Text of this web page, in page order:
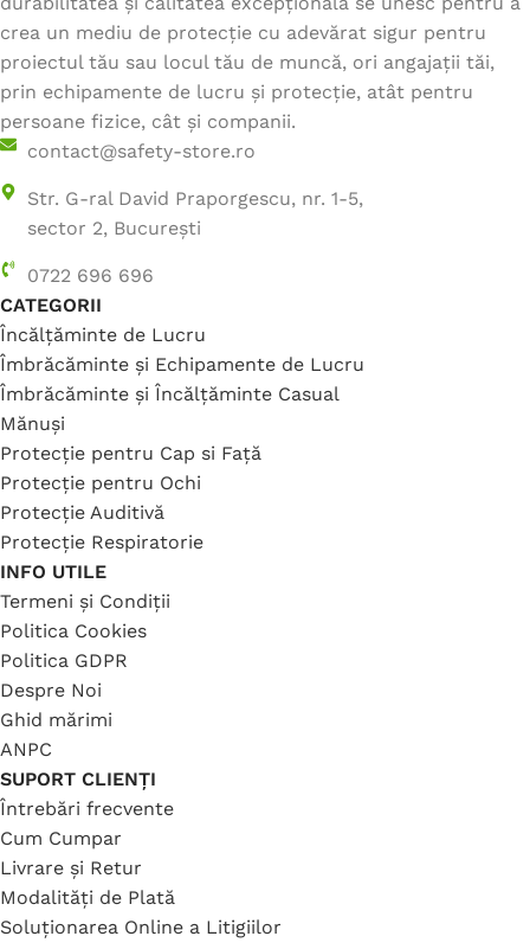
fiecare. Alegerea este a ta, ce mai astepti?
Descopera toate
echipamente de lucru sau sisteme
crea un mediu de protecție cu adevărat sigur pentru
proiectul tău sau locul tău de muncă, ori angajații tăi,
prin echipamente de lucru și protecție, atât pentru
persoane fizice, cât și companii.
contact@safety-store.ro
Str. G-ral David Praporgescu, nr. 1-5,
sector 2, București
0722 696 696
CATEGORII
Încălțăminte de Lucru
Îmbrăcăminte și Echipamente de Lucru
Îmbrăcăminte și Încălțăminte Casual
Mănuși
Protecție pentru Cap si Față
Protecție pentru Ochi
Protecție Auditivă
Protecție Respiratorie
INFO UTILE
Termeni și Condiții
Politica Cookies
Politica GDPR
Despre Noi
Ghid mărimi
ANPC
SUPORT CLIENȚI
Întrebări frecvente
Cum Cumpar
Livrare și Retur
Modalități de Plată
Soluționarea Online a Litigiilor